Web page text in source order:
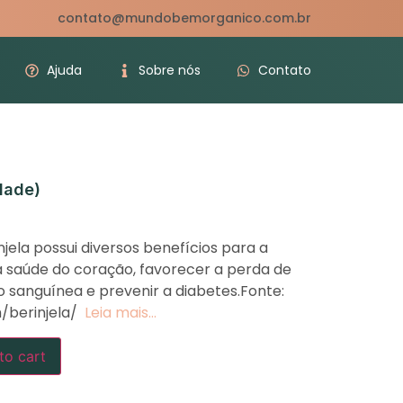
contato@mundobemorganico.com.br
Ajuda Sobre nós Contato
possui diversos benefícios para a
saúde do coração, favorecer a perda de
e prevenir a diabetes.Fonte:
berinjela/ Leia mais…
cart